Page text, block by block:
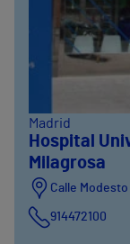
Madrid
Hospital
Milagrosa
Calle
914472100